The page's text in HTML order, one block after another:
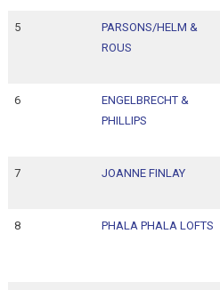
5
PARSONS/HELM &
ROUS
6
ENGELBRECHT &
PHILLIPS
7 JOANNE FINLAY
8 PHALA PHALA LOFTS